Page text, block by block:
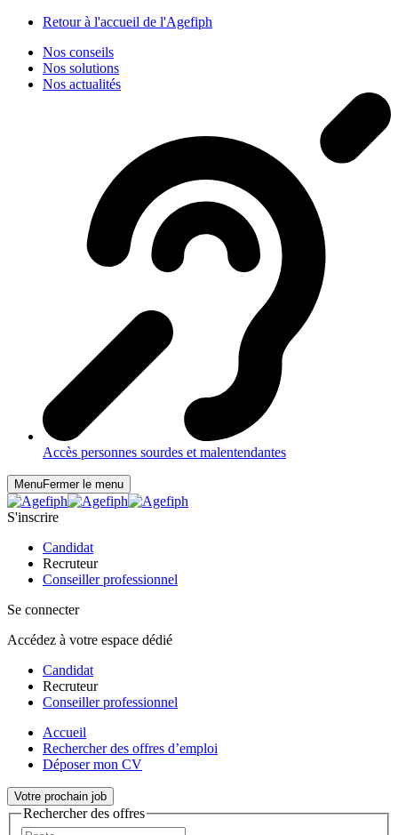
Retour à l'accueil de l'Agefiph
Nos conseils
Nos solutions
Nos actualités
Accès personnes sourdes et malentendantes
MenuFermer le menu
S'inscrire
Candidat
Recruteur
Conseiller professionnel
Se connecter
Accédez à votre espace dédié
Candidat
Recruteur
Conseiller professionnel
Accueil
Rechercher des offres d’emploi
Déposer mon CV
Votre prochain job
Rechercher des offres